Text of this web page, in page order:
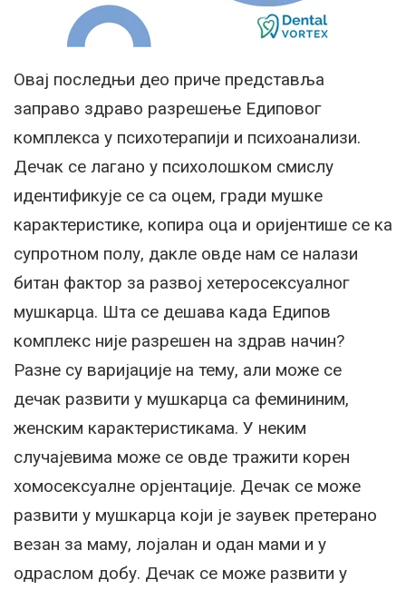
Овај последњи део приче представља
заправо здраво разрешење Едиповог
комплекса у психотерапији и психоанализи.
Дечак се лагано у психолошком смислу
идентификује се са оцем, гради мушке
карактеристике, копира оца и оријентише се ка
супротном полу, дакле овде нам се налази
битан фактор за развој хетеросексуалног
мушкарца. Шта се дешава када Едипов
комплекс није разрешен на здрав начин?
Разне су варијације на тему, али може се
дечак развити у мушкарца са фемининим,
женским карактеристикама. У неким
случајевима може се овде тражити корен
хомосексуалне орјентације. Дечак се може
развити у мушкарца који је заувек претерано
везан за маму, лојалан и одан мами и у
одраслом добу. Дечак се може развити у